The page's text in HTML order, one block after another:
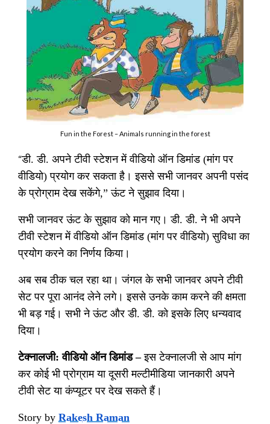
Fun in the Forest – Animals running in the forest
“डी.डी. अपने टीवी स्टेशन में वीडियो ऑन डिमांड (मांग पर
वीडियो)प्रयोग कर सकता है। इससे सभी जानवर अपनी पसंद
के प्रोग्राम देख सकेंगे,”ऊंट ने सुझाव दिया।
सभी जानवर ऊंट के सुझाव को मान गए। डी.डी.ने भी अपने
टीवी स्टेशन में वीडियो ऑन डिमांड (मांग पर वीडियो)सुविधा का
प्रयोग करने का निर्णय किया।
अब सब ठीक चल रहा था। जंगल के सभी जानवर अपने टीवी
सेट पर पूरा आनंद लेने लगे। इससे उनके काम करने की क्षमता
भी बड़ गई। सभी ने ऊंट और डी.डी.को इसके लिए धन्यवाद
दिया।
टेक्नालजी:वीडियो ऑन डिमांड–इस टेक्नालजी से आपमांग
कर कोई भी प्रोग्राम या दूसरी मल्टीमीडिया जानकारी अपने
टीवी सेट या कंप्यूटर पर देख सकते हैं।
Story by Rakesh Raman